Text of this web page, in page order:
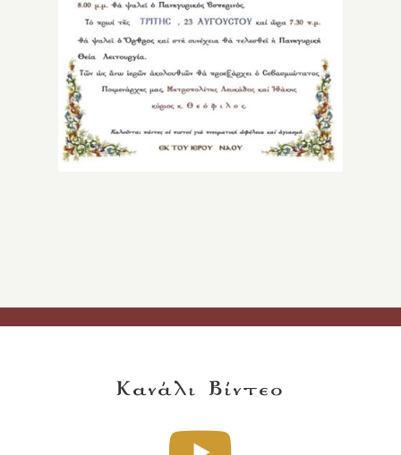
Κανάλι Βίντεο